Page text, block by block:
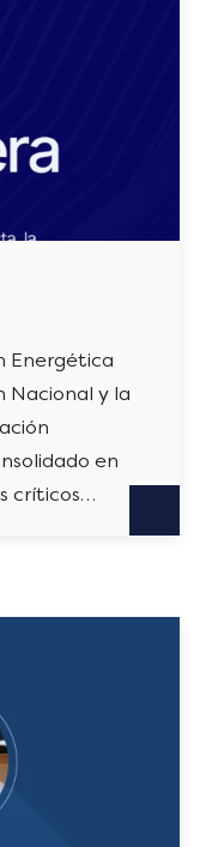
Energética
Nacional y la
en
críticos…